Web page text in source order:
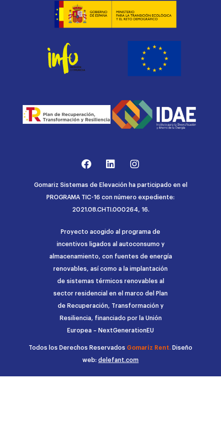
Gomariz Sistemas de Elevación ha participado en el
PROGRAMA TIC-16 con número expediente:
2021.08.CHTI.000264, 16.
Proyecto acogido al programa de
incentivos ligados al autoconsumo y
almacenamiento, con fuentes de energía
renovables, así como a la implantación
de sistemas térmicos renovables al
sector residencial en el marco del Plan
de Recuperación, Transformación y
Resiliencia, financiado por la Unión
Europea – NextGenerationEU
Todos los Derechos Reservados Gomariz Rent. Diseño
web: delefant.com